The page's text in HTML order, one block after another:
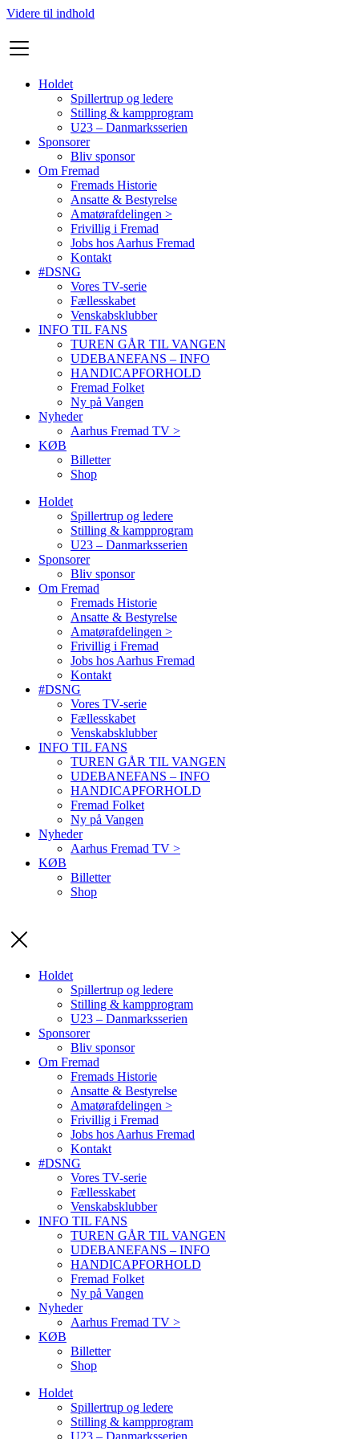
Videre til indhold
Holdet
Spillertrup og ledere
Stilling & kampprogram
U23 – Danmarksserien
Sponsorer
Bliv sponsor
Om Fremad
Fremads Historie
Ansatte & Bestyrelse
Amatørafdelingen >
Frivillig i Fremad
Jobs hos Aarhus Fremad
Kontakt
#DSNG
Vores TV-serie
Fællesskabet
Venskabsklubber
INFO TIL FANS
TUREN GÅR TIL VANGEN
UDEBANEFANS – INFO
HANDICAPFORHOLD
Fremad Folket
Ny på Vangen
Nyheder
Aarhus Fremad TV >
KØB
Billetter
Shop
Holdet
Spillertrup og ledere
Stilling & kampprogram
U23 – Danmarksserien
Sponsorer
Bliv sponsor
Om Fremad
Fremads Historie
Ansatte & Bestyrelse
Amatørafdelingen >
Frivillig i Fremad
Jobs hos Aarhus Fremad
Kontakt
#DSNG
Vores TV-serie
Fællesskabet
Venskabsklubber
INFO TIL FANS
TUREN GÅR TIL VANGEN
UDEBANEFANS – INFO
HANDICAPFORHOLD
Fremad Folket
Ny på Vangen
Nyheder
Aarhus Fremad TV >
KØB
Billetter
Shop
Holdet
Spillertrup og ledere
Stilling & kampprogram
U23 – Danmarksserien
Sponsorer
Bliv sponsor
Om Fremad
Fremads Historie
Ansatte & Bestyrelse
Amatørafdelingen >
Frivillig i Fremad
Jobs hos Aarhus Fremad
Kontakt
#DSNG
Vores TV-serie
Fællesskabet
Venskabsklubber
INFO TIL FANS
TUREN GÅR TIL VANGEN
UDEBANEFANS – INFO
HANDICAPFORHOLD
Fremad Folket
Ny på Vangen
Nyheder
Aarhus Fremad TV >
KØB
Billetter
Shop
Holdet
Spillertrup og ledere
Stilling & kampprogram
U23 – Danmarksserien